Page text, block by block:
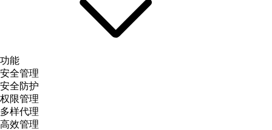
功能
安全管理
安全防护
权限管理
多样代理
高效管理